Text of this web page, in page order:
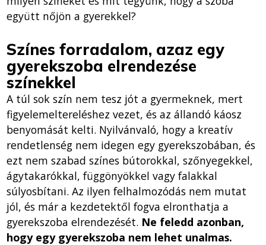
együtt nőjön a gyerekkel?
Színes forradalom, azaz egy
gyerekszoba elrendezése
színekkel
A túl sok szín nem tesz jót a gyermeknek, mert
figyelemeltereléshez vezet, és az állandó káosz
benyomását kelti. Nyilvánvaló, hogy a kreatív
rendetlenség nem idegen egy gyerekszobában, és
ezt nem szabad színes bútorokkal, szőnyegekkel,
ágytakarókkal, függönyökkel vagy falakkal
súlyosbítani. Az ilyen felhalmozódás nem mutat
jól, és már a kezdetektől fogva elronthatja a
gyerekszoba elrendezését. Ne feledd azonban,
hogy egy gyerekszoba nem lehet unalmas.